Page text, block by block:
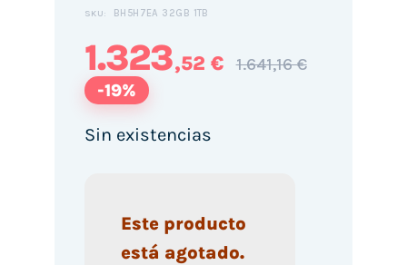
SKU: BH5H7EA 32GB 1TB
1.323,52 € 1.641,16 €
-19%
Sin existencias
Este producto
está agotado.